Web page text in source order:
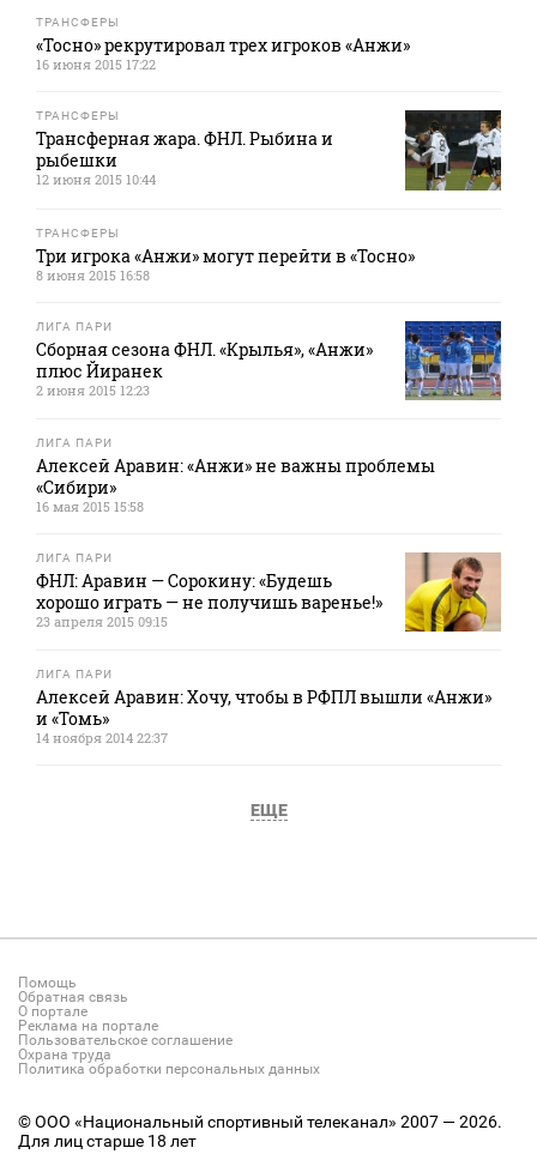
ТРАНСФЕРЫ
«Тосно» рекрутировал трех игроков «Анжи»
16 июня 2015 17:22
ТРАНСФЕРЫ
Трансферная жара. ФНЛ. Рыбина и
рыбешки
12 июня 2015 10:44
ТРАНСФЕРЫ
Три игрока «Анжи» могут перейти в «Тосно»
8 июня 2015 16:58
ЛИГА ПАРИ
Сборная сезона ФНЛ. «Крылья», «Анжи»
плюс Йиранек
2 июня 2015 12:23
ЛИГА ПАРИ
Алексей Аравин: «Анжи» не важны проблемы
«Сибири»
16 мая 2015 15:58
ЛИГА ПАРИ
ФНЛ: Аравин — Сорокину: «Будешь
хорошо играть — не получишь варенье!»
23 апреля 2015 09:15
ЛИГА ПАРИ
Алексей Аравин: Хочу, чтобы в РФПЛ вышли «Анжи»
и «Томь»
14 ноября 2014 22:37
ЕЩЕ
Помощь
Обратная связь
О портале
Реклама на портале
Пользовательское соглашение
Охрана труда
Политика обработки персональных данных
© ООО «Национальный спортивный телеканал» 2007 — 2026.
Для лиц старше 18 лет